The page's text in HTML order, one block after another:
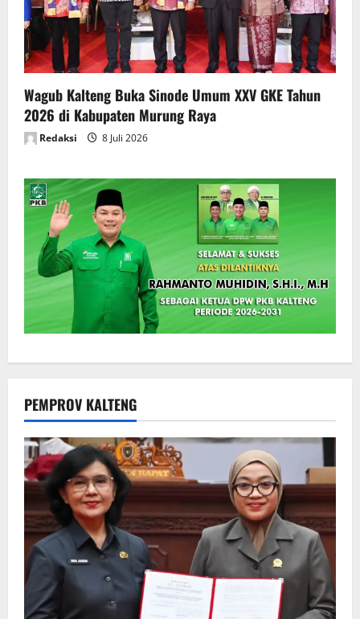
Wagub Kalteng Buka Sinode Umum XXV GKE Tahun
2026 di Kabupaten Murung Raya
Redaksi 8 Juli 2026
PEMPROV KALTENG